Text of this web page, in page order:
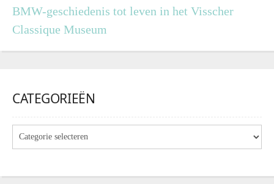
BMW-geschiedenis tot leven in het Visscher
Classique Museum
CATEGORIEËN